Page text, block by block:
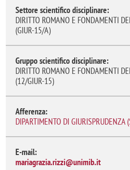
Settore scientifico disciplinare:
DIRITTO ROMANO E FONDAMENTI
(GIUR-15/A)
Gruppo scientifico disciplinare:
DIRITTO ROMANO E FONDAMENTI
(12/GIUR-15)
Afferenza:
DIPARTIMENTO DI GIURISPRUDENZA
E-mail:
mariagrazia.rizzi@unimib.it